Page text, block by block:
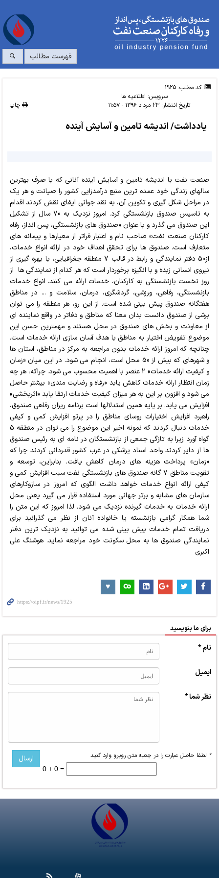
فهرست مطالب
کد مطلب: 1925
سرویس: اطلاعیه ها
تاریخ انتشار: ۲۳ مرداد ۱۳۹۶ - ۱۱:۵۷ چاپ
یادداشت/ اندیشه تامین و آسایش آینده
صنعت نفت با اندیشه تامین و آسایش آینده آنانی که با صرف بهترین
سالهای زندگی خود عمده ترین منبع درآمدزایی کشور را صیانت و هر یک
در مراحل شکل گیری و تکوین آن، به نقد جوانی ایفای نقش کردند اقدام
به تاسیس صندوق بازنشستگی کرد. امروز نزدیک به 70 سال از تشکیل
این صندوق می گذرد و با عنوان «صندوق های بازنشستگی، پس انداز، رفاه
کارکنان صنعت نفت» صاحب نام و اعتبار فراتر از معیارها و پیمانه های
متعارف است. صندوق ها برای تحقق اهداف خود در ارائه انواع خدمات،
از50 دفتر نمایندگی و رابط در قالب 7 منطقه جغرافیایی، با بهره گیری از
نیروی انسانی زبده و با انگیزه برخوردار است که هر کدام از نمایندگی ها از
روز نخست بازنشستگی به کارکنان، خدمات ارائه می کنند. انواع خدمات
بازنشستگی، رفاهی، ورزشی، گردشگری، درمان، سلامت و ... در مناطق
هفتگانه صندوق پیش بینی شده است. از این رو، هر منطقه را می توان
برشی از صندوق دانست بدان معنا که مناطق و دفاتر در واقع نماینده ای
از معاونت و بخش های صندوق در محل هستند و مهمترین حسن این
موضوع تفویض اختیار به مناطق با هدف آسان سازی ارائه خدمات است.
چنانچه که امروز ارائه خدمات بدون مراجعه به مرکز در مناطق، استان ها
و شهرهای که بیش از 50 محل است، انجام می شود. در این میان «زمان
و کیفیت ارائه خدمات» 2 عنصر با اهمیت محسوب می شود. چراکه، هر چه
زمان انتظار ارائه خدمات کاهش یابد «رفاه و رضایت مندی» بیشتر حاصل
می شود و افزون بر این به هر میزان کیفیت خدمات ارتقا یابد «اثربخشی»
افزایش می یابد. بر پایه همین استدلالها است برنامه ریزان رفاهی صندوق،
راهبرد افزایش اختیارات روسای مناطق را در پرتو افزایش کمی و کیفی
خدمات دنبال کردند که نمونه اخیر این موضوع را می توان در منطقه 5
گواه آورد زیرا به تازگی جمعی از بازنشستگان در نامه ای به رئیس صندوق
ها از دایر کردند واحد اسناد پزشکی در غرب کشور قدردانی کردند چرا که
«زمان» پرداخت هزینه های درمان کاهش یافت. بنابراین، توسعه و
تقویت مناطق 7 گانه صندوق های بازنشستگی نفت سبب افزایش کمی و
کیفی ارائه انواع خدمات خواهد داشت الگوی که امروز در سازوکارهای
سازمان های مشابه و برتر جهانی مورد استفاده قرار می گیرد یعنی محل
ارائه خدمات به خدمات گیرنده نزدیک می شود. لذا امروز که این متن را
شما همکار گرامی بازنشسته یا خانواده آنان از نظر می گذرانید برای
دریافت تمام خدمات پیش بینی شده می توانید به نزدیک ترین دفتر
نمایندگی صندوق ها به محل سکونت خود مراجعه نماید. هوشنگ علی
اکبری
برای ما بنویسید
نام *
ایمیل
نظر شما *
* لطفا حاصل عبارت را در جعبه متن روبرو وارد کنید
0 + 0 =